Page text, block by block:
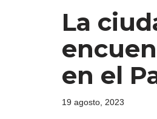
La
en el
19 agosto, 2023